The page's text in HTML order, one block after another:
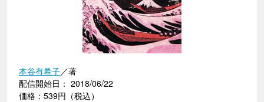
本谷有希子／著
配信開始日： 2018/06/22
価格：539円（税込）